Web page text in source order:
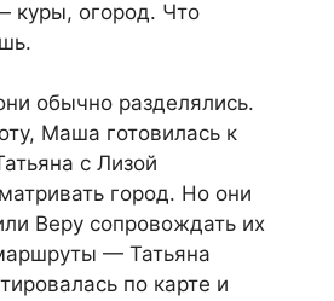
куры, огород. Что
обычно разделялись.
Маша готовилась к
с Лизой
город. Но они
Веру сопровождать их
— Татьяна
по карте и